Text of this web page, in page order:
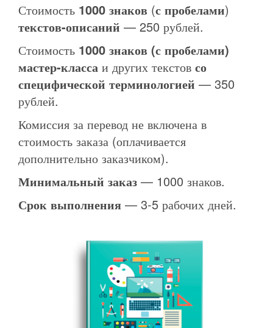
Стоимость 1000 знаков (с пробелами)
текстов-описаний — 250 рублей.
Стоимость 1000 знаков (с пробелами)
мастер-класса и других текстов со
специфической терминологией — 350
рублей.
Комиссия за перевод не включена в
стоимость заказа (оплачивается
дополнительно заказчиком).
Минимальный заказ — 1000 знаков.
Срок выполнения — 3-5 рабочих дней.